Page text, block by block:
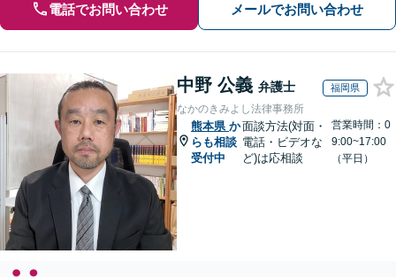
電話でお問い合わせ メールでお問い合わせ
中野 公義 弁護士 福岡県
なかのきみよし法律事務所
熊本県 か
らも相談
受付中
面談方法(対面・
電話・ビデオな
ど)は応相談
営業時間：0
9:00~17:00
（平日）